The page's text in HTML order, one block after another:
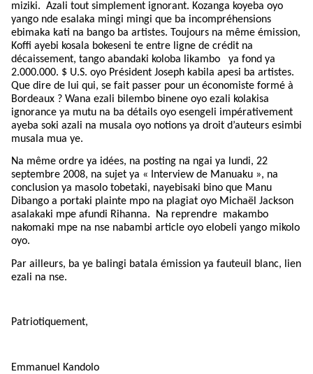
miziki. Azali tout simplement ignorant. Kozanga koyeba oyo
yango nde esalaka mingi mingi que ba incompréhensions
ebimaka kati na bango ba artistes. Toujours na même émission,
Koffi ayebi kosala bokeseni te entre ligne de crédit na
décaissement, tango abandaki koloba likambo
ya fond ya
2.000.000. $ U.S. oyo Président Joseph kabila apesi ba artistes.
Que dire de lui qui, se fait passer pour un économiste formé à
Bordeaux ? Wana ezali bilembo binene oyo ezali kolakisa
ignorance ya mutu na ba détails oyo esengeli impérativement
ayeba soki azali na musala oyo notions ya droit d’auteurs esimbi
musala mua ye.
Na même ordre ya idées, na posting na ngai ya lundi, 22
septembre 2008, na sujet ya « Interview de Manuaku », na
conclusion ya masolo tobetaki, nayebisaki bino que Manu
Dibango a portaki plainte mpo na plagiat oyo Michaël Jackson
asalakaki mpe afundi Rihanna.
Na reprendre makambo
nakomaki mpe na nse nabambi article oyo elobeli yango mikolo
oyo.
Par ailleurs, ba ye balingi batala émission ya fauteuil blanc, lien
ezali na nse.
Patriotiquement,
Emmanuel Kandolo